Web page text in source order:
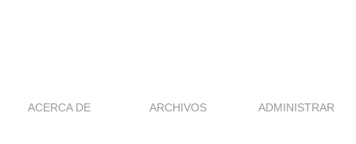
ACERCA DE ARCHIVOS ADMINISTRAR